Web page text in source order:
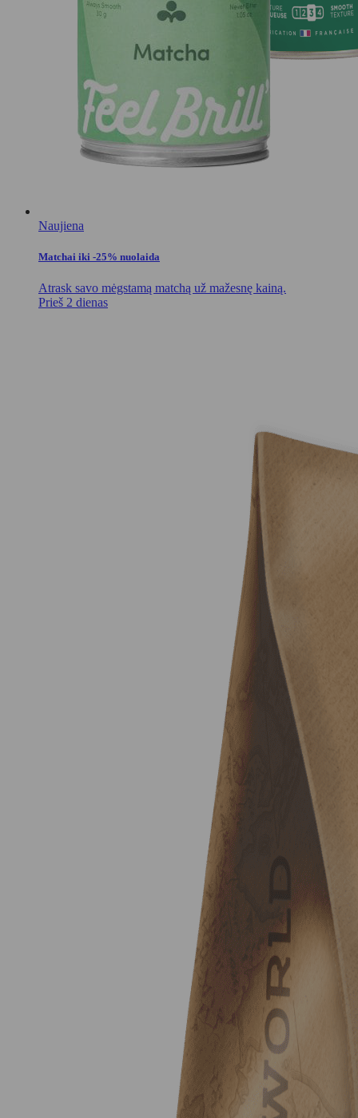
Naujiena
Matchai iki -25% nuolaida
Atrask savo mėgstamą matchą už mažesnę kainą.
Prieš 2 dienas